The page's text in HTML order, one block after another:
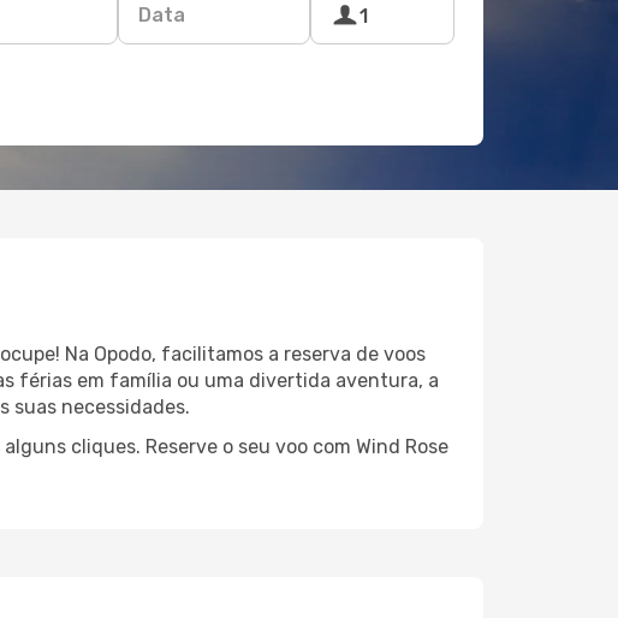
Data 1
Na Opodo, facilitamos a reserva de voos
férias em família ou uma divertida aventura, a
suas necessidades.
cliques. Reserve o seu voo com Wind Rose